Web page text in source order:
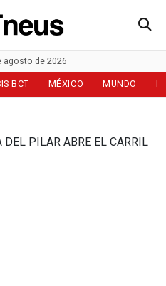
agosto de 2026
BCT MÉXICO MUNDO